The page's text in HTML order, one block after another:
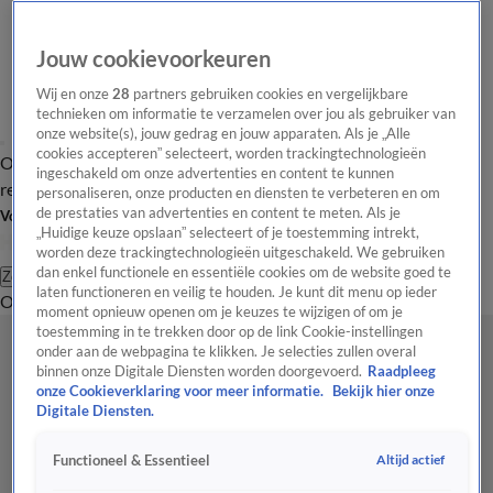
Overzicht Laatste nieuws Regionieuws Het beste van Hart
Tip de
redactie
Volg Hart van Nederland
Zoeken
OverzichtRegioUitzendingenWeerTip de redactiePanelVideo's
Jouw cookievoorkeuren
Wij en onze28 partners gebruiken cookies en vergelijkbare
technieken om informatie te verzamelen over jou als gebruiker van
onze website(s), jouw gedrag en jouw apparaten. Als je „Alle
cookies accepteren” selecteert, worden trackingtechnologieën
ingeschakeld om onze advertenties en content te kunnen
personaliseren, onze producten en diensten te verbeteren en om
de prestaties van advertenties en content te meten. Als je
„Huidige keuze opslaan” selecteert of je toestemming intrekt,
worden deze trackingtechnologieën uitgeschakeld. We gebruiken
dan enkel functionele en essentiële cookies om de website goed te
laten functioneren en veilig te houden. Je kunt dit menu op ieder
moment opnieuw openen om je keuzes te wijzigen of om je
toestemming in te trekken door op de link Cookie-instellingen
onder aan de webpagina te klikken. Je selecties zullen overal
binnen onze Digitale Diensten worden doorgevoerd. Raadpleeg
onze Cookieverklaring voor meer informatie.
Bekijk hier onze
Digitale Diensten.
Functioneel & Essentieel Altijd actief